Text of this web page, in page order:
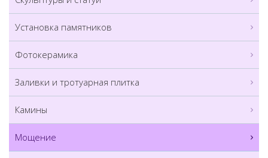
Установка памятников
Фотокерамика
Заливки и тротуарная плитка
Камины
Мощение